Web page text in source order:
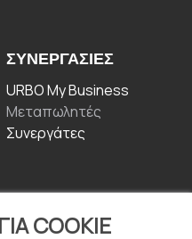
COOKIE
ΣΥΝΕΡΓΑΣΊΕΣ
URBO My Business
Μεταπωλητές
Συνεργάτες